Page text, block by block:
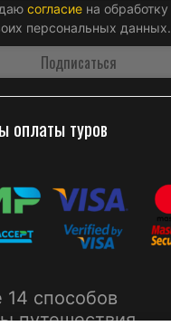
согласие на обработку
персональных данных.
оплаты туров
способов
путешествия